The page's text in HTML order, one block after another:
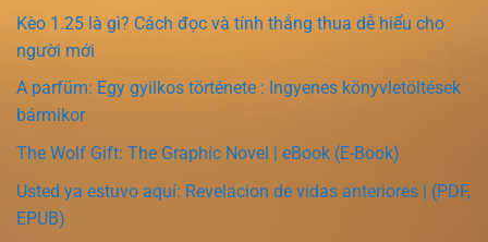
Kèo 1.25 là gì? Cách đọc và tính thắng thua dễ hiểu cho
người mới
A parfüm: Egy gyilkos története : Ingyenes könyvletöltések
bármikor
The Wolf Gift: The Graphic Novel | eBook (E-Book)
Usted ya estuvo aquí: Revelacion de vidas anteriores | (PDF,
EPUB)